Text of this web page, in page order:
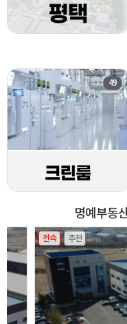
49
명예부동
전속 추천